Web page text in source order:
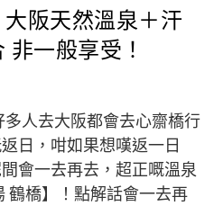
阪天然溫泉＋汗
一般享受！
人去大阪都會去心齋橋行
日，咁如果想嘆返一日
會一去再去，超正嘅溫泉
鶴橋】！點解話會一去再